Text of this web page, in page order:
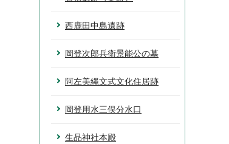
西鹿田中島遺跡
岡登次郎兵衛景能公の墓
阿左美縄文式文化住居跡
岡登用水三俣分水口
生品神社本殿